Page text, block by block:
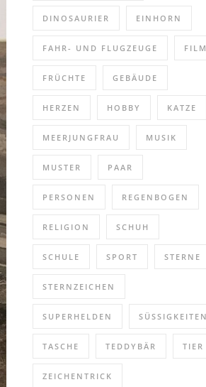
DINOSAURIER EINHORN
FAHR- UND FLUGZEUGE FILM
FRÜCHTE GEBÄUDE
HERZEN HOBBY KATZE
MEERJUNGFRAU MUSIK
MUSTER PAAR
PERSONEN REGENBOGEN
RELIGION SCHUH
SCHULE SPORT STERNE
STERNZEICHEN
SUPERHELDEN SÜSSIGKEITEN
TASCHE TEDDYBÄR TIER
ZEICHENTRICK